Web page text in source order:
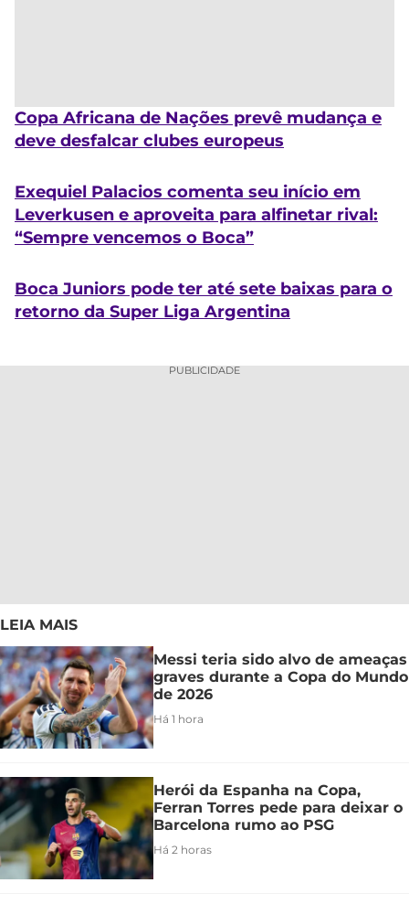
Copa Africana de Nações prevê mudança e
deve desfalcar clubes europeus
Exequiel Palacios comenta seu início em
Leverkusen e aproveita para alfinetar rival:
“Sempre vencemos o Boca”
Boca Juniors pode ter até sete baixas para o
retorno da Super Liga Argentina
PUBLICIDADE
LEIA MAIS
Messi teria sido alvo de ameaças
graves durante a Copa do Mundo
de 2026
Há 1 hora
Herói da Espanha na Copa,
Ferran Torres pede para deixar o
Barcelona rumo ao PSG
Há 2 horas